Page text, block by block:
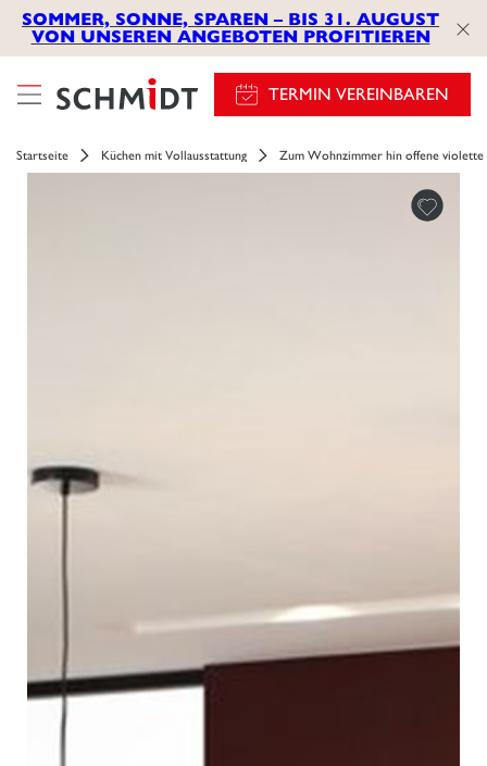
SOMMER, SONNE, SPAREN – BIS 31. AUGUST
VON UNSEREN ANGEBOTEN PROFITIEREN
TERMIN VEREINBAREN
Startseite Küchen mit Vollausstattung Zum Wohnzimmer hin offene violette